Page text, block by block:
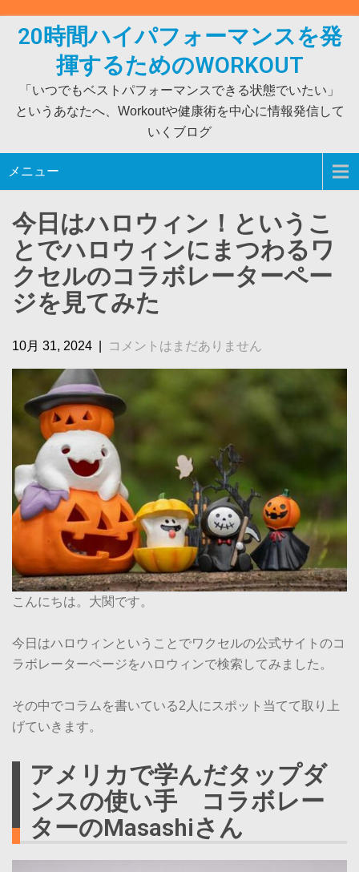
20時間ハイパフォーマンスを発
揮するためのWORKOUT
「いつでもベストパフォーマンスできる状態でいたい」
というあなたへ、Workoutや健康術を中心に情報発信して
いくブログ
メニュー
今日はハロウィン！というこ
とでハロウィンにまつわるワ
クセルのコラボレーターペー
ジを見てみた
10月 31, 2024 コメントはまだありません
こんにちは。大関です。
今日はハロウィンということでワクセルの公式サイトのコ
ラボレーターページをハロウィンで検索してみました。
その中でコラムを書いている2人にスポット当てて取り上
げていきます。
アメリカで学んだタップダ
ンスの使い手 コラボレー
ターのMasashiさん